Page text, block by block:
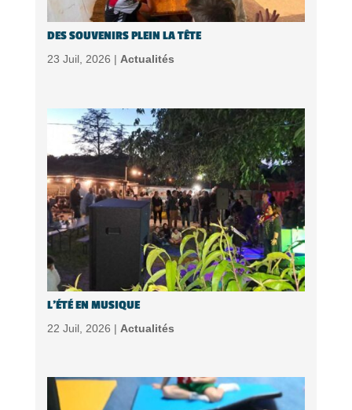
DES SOUVENIRS PLEIN LA TÊTE
23 Juil, 2026 | Actualités
L’ÉTÉ EN MUSIQUE
22 Juil, 2026 | Actualités